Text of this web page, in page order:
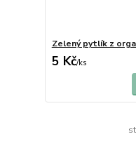
Zelený pytlík z
5 Kč/ks